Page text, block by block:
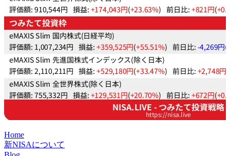
Home
新NISAについて